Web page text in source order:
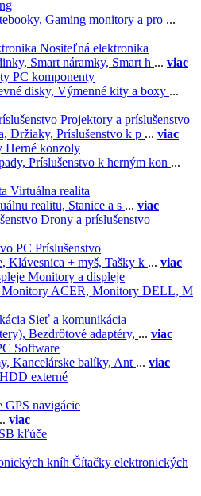
Gaming monitory a pro ...
Nositeľná elektronika
Smart náramky, Smart h ... viac
PC komponenty
disky, Výmenné kity a boxy ...
Projektory a príslušenstvo
Držiaky, Príslušenstvo k p ... viac
Herné konzoly
Príslušenstvo k herným kon ...
Virtuálna realita
realitu, Stanice a s ... viac
Drony a príslušenstvo
PC Príslušenstvo
Klávesnica + myš, Tašky k ... viac
Monitory a displeje
Monitory ACER, Monitory DELL, M
Sieť a komunikácia
Bezdrôtové adaptéry, ... viac
Software
Kancelárske balíky, Ant ... viac
HDD externé
GPS navigácie
viac
kľúče
Čítačky elektronických